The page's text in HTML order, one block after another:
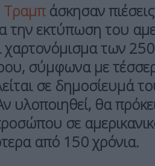
Τραμπάσκησαν
την εκτύπωση του
χαρτονόμισμα των
, σύμφωνα με
σε δημοσίευμά
υλοποιηθεί, θα
σε
από 150 χρόνια.